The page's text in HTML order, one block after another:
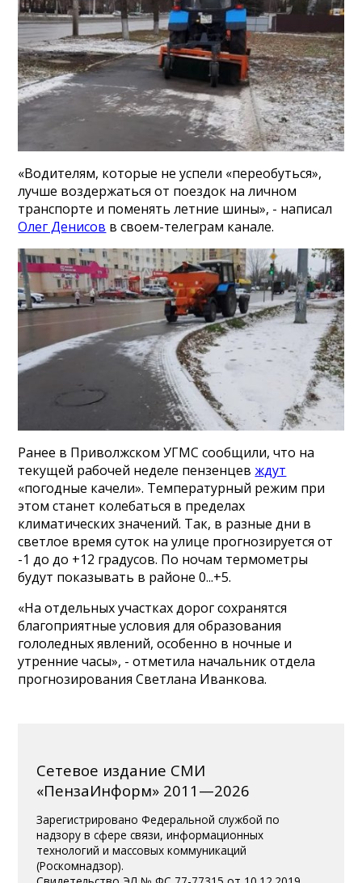
«Водителям, которые не успели «переобуться»,
лучше воздержаться от поездок на личном
транспорте и поменять летние шины», - написал
Олег Денисов в своем-телеграм канале.
Ранее в Приволжском УГМС сообщили, что на
текущей рабочей неделе пензенцевждут
«погодные качели». Температурный режим при
этом станет колебаться в пределах
климатических значений. Так, в разные дни в
светлое время суток на улице прогнозируется от
-1 до до +12 градусов. По ночам термометры
будут показывать в районе 0...+5.
«На отдельных участках дорог сохранятся
благоприятные условия для образования
гололедных явлений, особенно в ночные и
утренние часы», - отметила начальник отдела
прогнозирования Светлана Иванкова.
Сетевое издание СМИ
«ПензаИнформ» 2011—2026
Зарегистрировано Федеральной службой по
надзору в сфере связи, информационных
технологий и массовых коммуникаций
(Роскомнадзор).